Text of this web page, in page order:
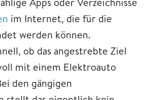
im Internet, die für die
werden können.
ob das angestrebte Ziel
mit einem Elektroauto
den gängigen